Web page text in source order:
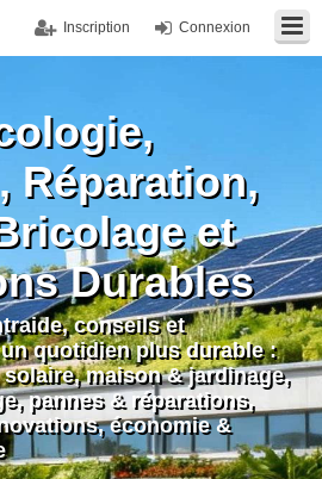
Connexion
Inscription
Réparation,
et
Durables
conseils et
quotidien plus durable :
maison & jardinage,
pannes & réparations,
économie &